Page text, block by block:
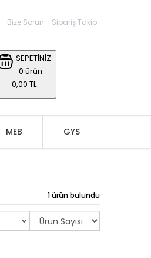
Bize Sorun Sipariş Takip
SEPETİNİZ
0 ürün -
0,00 TL
MEB GYS
1 ürün bulundu